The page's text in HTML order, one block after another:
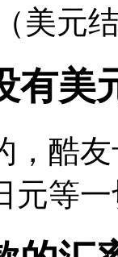
美元
有美
，酷
元等